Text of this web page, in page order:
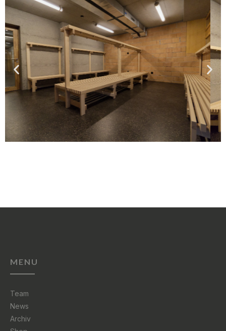
MENU
Team
News
Archiv